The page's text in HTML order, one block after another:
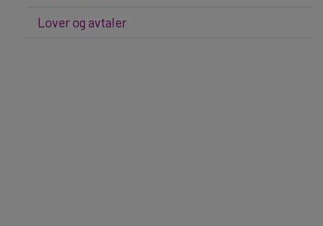
Lover og avtaler